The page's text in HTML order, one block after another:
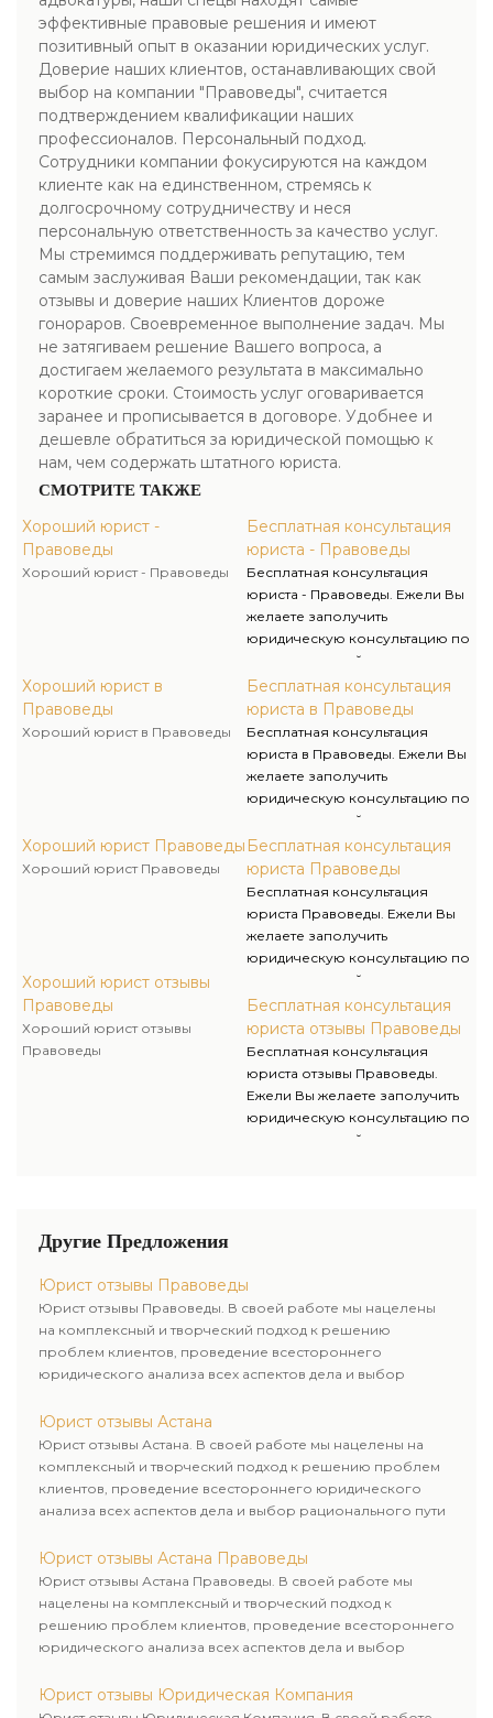
эффективные правовые решения и имеют
позитивный опыт в оказании юридических услуг.
Доверие наших клиентов, останавливающих свой
выбор на компании "Правоведы", считается
подтверждением квалификации наших
профессионалов. Персональный подход.
Сотрудники компании фокусируются на каждом
клиенте как на единственном, стремясь к
долгосрочному сотрудничеству и неся
персональную ответственность за качество услуг.
Мы стремимся поддерживать репутацию, тем
самым заслуживая Ваши рекомендации, так как
отзывы и доверие наших Клиентов дороже
гонораров. Своевременное выполнение задач. Мы
не затягиваем решение Вашего вопроса, а
достигаем желаемого результата в максимально
короткие сроки. Стоимость услуг оговаривается
заранее и прописывается в договоре. Удобнее и
дешевле обратиться за юридической помощью к
нам, чем содержать штатного юриста.
СМОТРИТЕ ТАКЖЕ
Хороший юрист -
Правоведы
Хороший юрист - Правоведы
Хороший юрист в
Правоведы
Хороший юрист в Правоведы
Хороший юрист Правоведы
Хороший юрист Правоведы
Хороший юрист отзывы
Правоведы
Хороший юрист отзывы
Правоведы
Бесплатная консультация
юриста - Правоведы
Бесплатная консультация
юриста - Правоведы. Ежели Вы
желаете заполучить
юридическую консультацию по
легкодоступной стоимости, от
профессионалов своего дела,
то Вам необходимо только
обратится в нашу
юридическую компанию, где
наши юристы отыщут ответы на
самые запутанные правовые
Бесплатная консультация
юриста в Правоведы
Бесплатная консультация
юриста в Правоведы. Ежели Вы
желаете заполучить
юридическую консультацию по
легкодоступной стоимости, от
профессионалов своего дела,
то Вам необходимо только
обратится в нашу
юридическую компанию, где
наши юристы отыщут ответы на
самые запутанные правовые
Бесплатная консультация
юриста Правоведы
Бесплатная консультация
юриста Правоведы. Ежели Вы
желаете заполучить
юридическую консультацию по
легкодоступной стоимости, от
профессионалов своего дела,
то Вам необходимо только
обратится в нашу
юридическую компанию, где
наши юристы отыщут ответы на
самые запутанные правовые
Бесплатная консультация
юриста отзывы Правоведы
Бесплатная консультация
юриста отзывы Правоведы.
Ежели Вы желаете заполучить
юридическую консультацию по
легкодоступной стоимости, от
вопросы.
Другие Предложения
Юрист отзывы Правоведы
Юрист отзывы Правоведы. В своей работе мы нацелены
на комплексный и творческий подход к решению
проблем клиентов, проведение всестороннего
юридического анализа всех аспектов дела и выбор
Юрист отзывы Астана
Юрист отзывы Астана. В своей работе мы нацелены на
комплексный и творческий подход к решению проблем
клиентов, проведение всестороннего юридического
анализа всех аспектов дела и выбор рационального пути
Юрист отзывы Астана Правоведы
Юрист отзывы Астана Правоведы. В своей работе мы
нацелены на комплексный и творческий подход к
решению проблем клиентов, проведение всестороннего
юридического анализа всех аспектов дела и выбор
Юрист отзывы Юридическая Компания